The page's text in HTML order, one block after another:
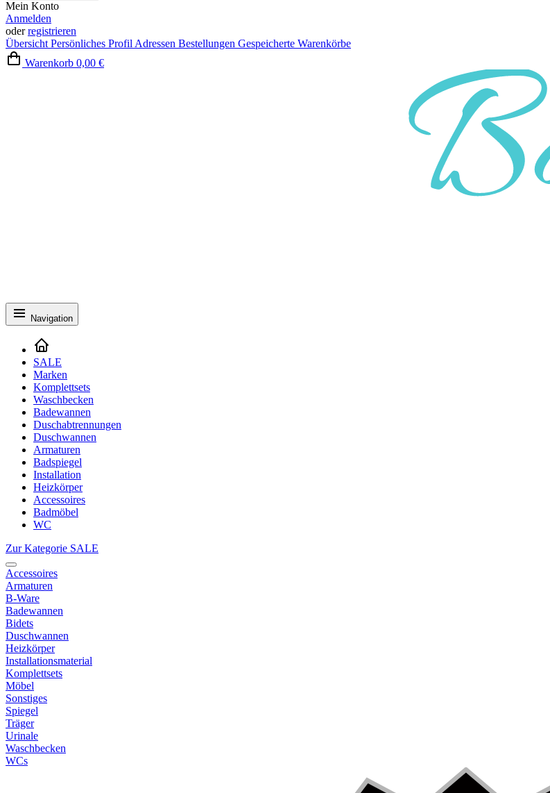
Mein Konto
Anmelden
oderregistrieren
Übersicht Persönliches Profil Adressen Bestellungen Gespeicherte Warenkörbe
Warenkorb 0,00 €
Navigation
SALE
Marken
Komplettsets
Waschbecken
Badewannen
Duschabtrennungen
Duschwannen
Armaturen
Badspiegel
Installation
Heizkörper
Accessoires
Badmöbel
WC
Zur Kategorie SALE
Accessoires
Armaturen
B-Ware
Badewannen
Bidets
Duschwannen
Heizkörper
Installationsmaterial
Komplettsets
Möbel
Sonstiges
Spiegel
Träger
Urinale
Waschbecken
WCs